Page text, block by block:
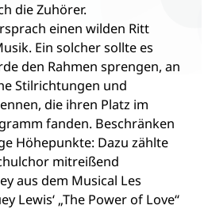
die Zuhörer.
einen wilden Ritt
Ein solcher sollte es
den Rahmen sprengen, an
Stilrichtungen und
die ihren Platz im
fanden. Beschränken
Höhepunkte: Dazu zählte
mitreißend
aus dem Musical Les
Lewis‘ „The Power of Love“